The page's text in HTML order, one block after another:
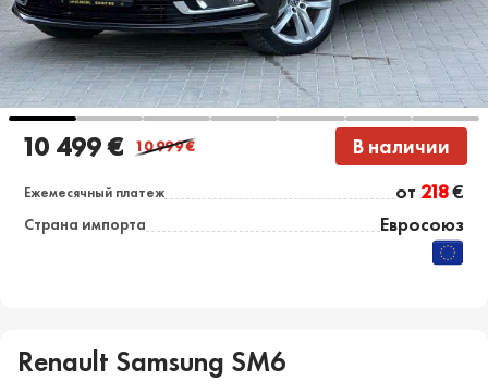
10 499 € 10 999€ В наличии
Ежемесячный платеж от 218€
Страна импорта Евросоюз
Renault Samsung SM6